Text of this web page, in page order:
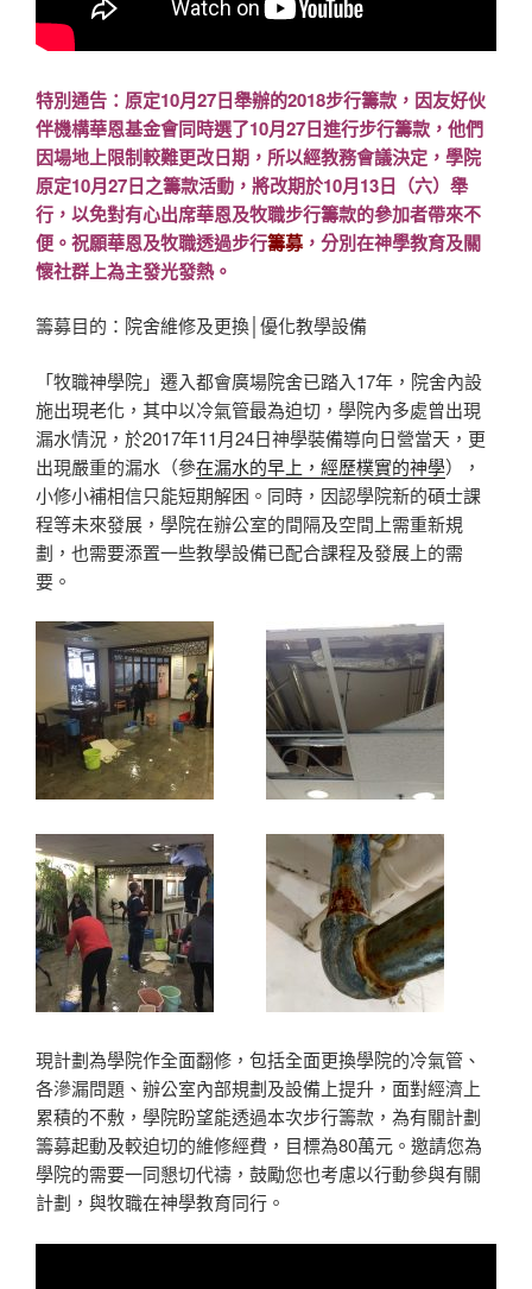
特別通告：原定10月27日舉辦的2018步行籌款，因友好伙
伴機構華恩基金會同時選了10月27日進行步行籌款，他們
因場地上限制較難更改日期，所以經教務會議決定，學院
原定10月27日之籌款活動，將改期於10月13日（六）舉
行，以免對有心出席華恩及牧職步行籌款的參加者帶來不
便。祝願華恩及牧職透過步行籌募，分別在神學教育及關
懷社群上為主發光發熱。
籌募目的：院舍維修及更換│優化教學設備
「牧職神學院」遷入都會廣場院舍已踏入17年，院舍內設
施出現老化，其中以冷氣管最為迫切，學院內多處曾出現
漏水情況，於2017年11月24日神學裝備導向日營當天，更
出現嚴重的漏水（參在漏水的早上，經歷樸實的神學），
小修小補相信只能短期解困。同時，因認學院新的碩士課
程等未來發展，學院在辦公室的間隔及空間上需重新規
劃，也需要添置一些教學設備已配合課程及發展上的需
要。
現計劃為學院作全面翻修，包括全面更換學院的冷氣管、
各滲漏問題、辦公室內部規劃及設備上提升，面對經濟上
累積的不敷，學院盼望能透過本次步行籌款，為有關計劃
籌募起動及較迫切的維修經費，目標為80萬元。邀請您為
學院的需要一同懇切代禱，鼓勵您也考慮以行動參與有關
計劃，與牧職在神學教育同行。